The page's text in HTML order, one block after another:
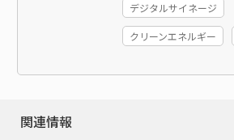
デジタルサイネージ
クリーンエネルギー
関連情報